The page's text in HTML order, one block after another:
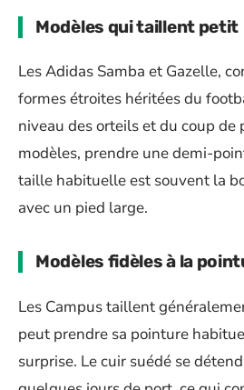
Modèles qui taillent petit
Les Adidas Samba et Gazelle,
formes étroites héritées du
niveau des orteils et du coup de
modèles, prendre une demi-
taille habituelle est souvent la
avec un pied large.
Modèles fidèles à la
Les Campus taillent
peut prendre sa pointure
surprise. Le cuir suédé se